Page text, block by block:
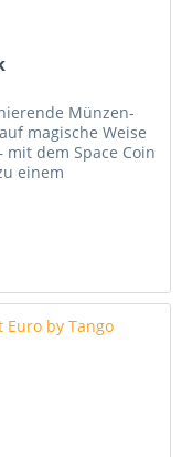
Münzen-
magische Weise
dem Space Coin
einem